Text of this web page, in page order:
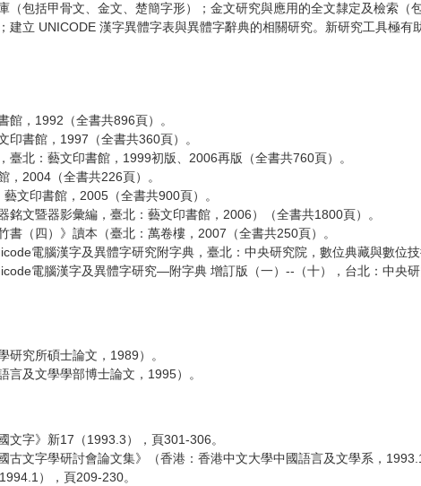
包括甲骨文、金文、楚簡字形）；金文研究與應用的全文隸定及檢索
立 UNICODE 漢字異體字表與異體字辭典的相關研究。新研究工具極
館，1992（全書共896頁）。
書館，1997（全書共360頁）。
北：藝文印書館，1999初版、2006再版（全書共760頁）。
，2004（全書共226頁）。
文印書館，2005（全書共900頁）。
文暨器影彙編，臺北：藝文印書館，2006）（全書共1800頁）。
（四）》讀本（臺北：萬卷樓，2007（全書共250頁）。
電腦漢字及異體字研究附字典，臺北：中央研究院，數位典藏與數位
電腦漢字及異體字研究—附字典 增訂版（一）--（十），台北：中央
究所碩士論文，1989）。
及文學學部博士論文，1995）。
文字》新17（1993.3），頁301-306。
文字學研討會論文集》（香港：香港中文大學中國語言及文學系，
），頁209-230。